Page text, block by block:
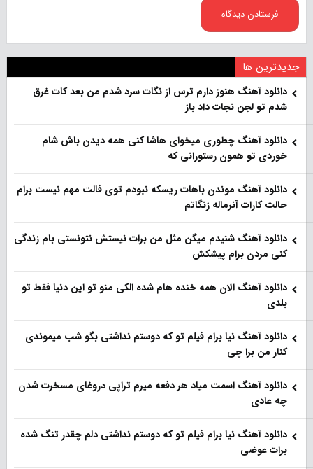
جدیدترین ها
دانلود آهنگ هنو‌ز دارم ترس از نگات سرد شدم من بعد کات غرق
شدم تو لجن نجات داد باز
دانلود آهنگ چطوری میخوای هاشا کنی همه دیدن باش شام
خوردی تو همون رستورانی که
دانلود آهنگ موندن باهات ریسکه نبودم توی فالت مهم نیست برام
حالت کارات آنرماله زنگاتم
دانلود آهنگ شنیدم میگن مثل من برات نیستش نتونستی بام زندگی
کنی مردن برام پیشکش
دانلود آهنگ الان همه خنده هام شده الکی منو تو این دنیا فقط تو
بلدی
دانلود آهنگ نیا برام فیلم تو‌ که دوستم نداشتی بگو شب میموندی
کنار من برا چی
دانلود آهنگ اسمت میاد هر دفعه میرم تراپی دروغای مسخرت شدن
چه عادی
دانلود آهنگ نیا برام فیلم تو‌ که دوستم نداشتی دلم چقدر تنگ شده
برات عوضی